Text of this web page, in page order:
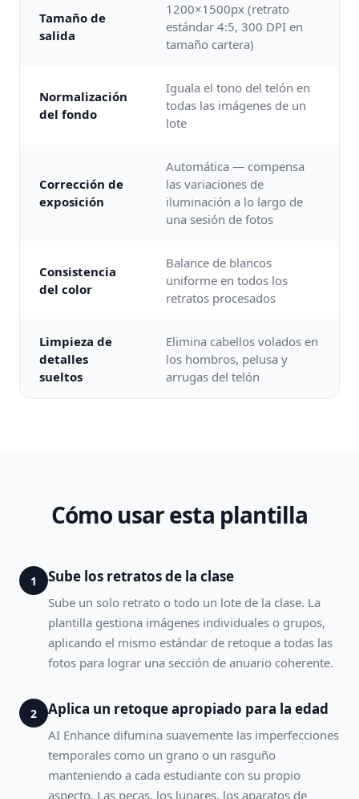
Tamaño de
salida
1200×1500px (retrato
estándar 4:5, 300 DPI en
tamaño cartera)
Normalización
del fondo
Iguala el tono del telón en
todas las imágenes de un
lote
Corrección de
exposición
Automática — compensa
las variaciones de
iluminación a lo largo de
una sesión de fotos
Consistencia
del color
Balance de blancos
uniforme en todos los
retratos procesados
Limpieza de
detalles
sueltos
Elimina cabellos volados en
los hombros, pelusa y
arrugas del telón
Cómo usar esta plantilla
1 Sube los retratos de la clase
Sube un solo retrato o todo un lote de la clase. La
plantilla gestiona imágenes individuales o grupos,
aplicando el mismo estándar de retoque a todas las
fotos para lograr una sección de anuario coherente.
2 Aplica un retoque apropiado para la edad
AI Enhance difumina suavemente las imperfecciones
temporales como un grano o un rasguño
manteniendo a cada estudiante con su propio
aspecto. Las pecas, los lunares, los aparatos de